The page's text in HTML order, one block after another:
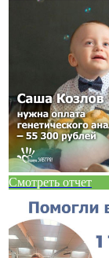
Смотреть отчет